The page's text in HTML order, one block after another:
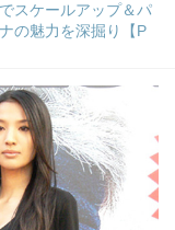
スケールアップ＆パ
の魅力を深掘り【P